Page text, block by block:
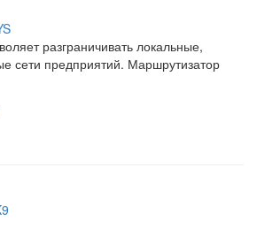
разграничивать локальные,
сети предприятий. Маршрутизатор